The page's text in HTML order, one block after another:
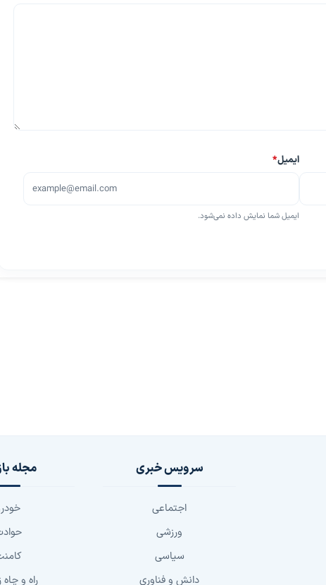
ایمیل*
ایمیل شما نمایش داده نمی‌شود.
سرویس خبری
اجتماعی
ورزشی
سیاسی
دانش و فناوری
مجله
راه و